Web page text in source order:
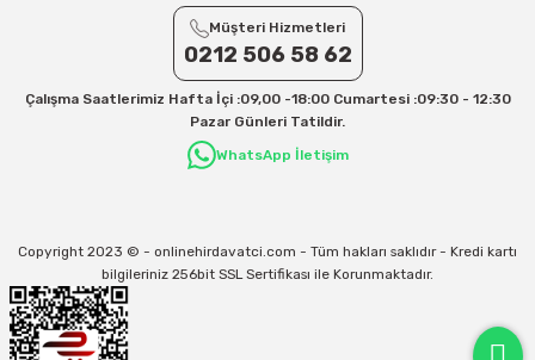
Yurtiçi Kargo için 30 Desi sonrası her +1 Desi: 13 TL
Aras Kargo için 30 Desi sonrası her +1 Desi: 17 TL
Kargo ve teslimat süreçleriyle ilgili tüm sorularınız için bizimle iletişime
31/12/2026 Tarihine Kadar Geçerlidir
Müşteri Hizmetleri
0212 506 58 62
Çalışma Saatlerimiz Hafta İçi :09,00 -18:00 Cumartesi :09:30 - 12:30
Pazar Günleri Tatildir.
WhatsApp İletişim
Copyright 2023 © - onlinehirdavatci.com - Tüm hakları saklıdır - Kredi kartı
bilgileriniz 256bit SSL Sertifikası ile Korunmaktadır.